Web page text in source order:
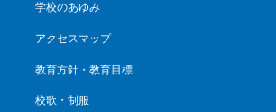
学校のあゆみ
アクセスマップ
教育方針・教育目標
校歌・制服